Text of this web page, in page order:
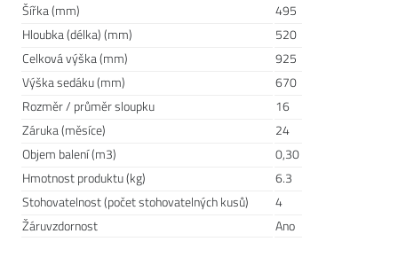
Nízkánebo také kuchyňská barová židlese nejčastěji
využívá k domácím kuchyňským barům a ostrůvkům. Výška
jejího sedáku se pohybuje kolem 65 cm. Doporučená výška
barové desky je pak mezi 91 - 95 cm.
Univerzální kolekce KUADRA do každé
domácnosti
Funkčnost, design, kvalitní provedení. Rozsáhlá kolekce židlí
a barových stoliček
patří k velice oblíbeným
Šířka (mm)
495
Hloubka (délka) (mm)
520
Celková výška (mm)
925
Výška sedáku (mm)
670
Rozměr / průměr sloupku
16
Záruka (měsíce)
24
Objem balení (m3)
0,30
Hmotnost produktu (kg)
6.3
Stohovatelnost (počet stohovatelných kusů)
4
Žáruvzdornost
Ano